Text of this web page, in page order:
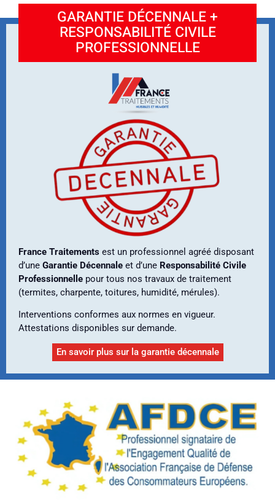
GARANTIE DÉCENNALE +
RESPONSABILITÉ CIVILE
PROFESSIONNELLE
France Traitements est un professionnel agréé disposant
d’une Garantie Décennale et d’une Responsabilité Civile
Professionnelle pour tous nos travaux de traitement
(termites, charpente, toitures, humidité, mérules).
Interventions conformes aux normes en vigueur.
Attestations disponibles sur demande.
En savoir plus sur la garantie décennale